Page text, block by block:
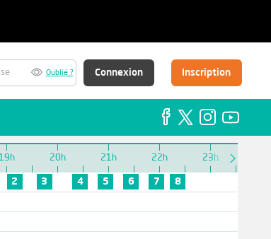
Oublié ? Connexion Inscription
19h 20h 21h 22h 23h
2 3 4 5 6 7
8